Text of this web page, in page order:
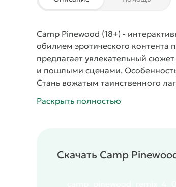
Camp Pinewood (18+) -
обилием эротического контента
предлагает увлекательный
и пошлыми сценами.
Стань вожатым таинственного
можно и нужно соблазнять. К
поэтому легко узнаются. Море
Раскрыть полностью
Скачать Camp